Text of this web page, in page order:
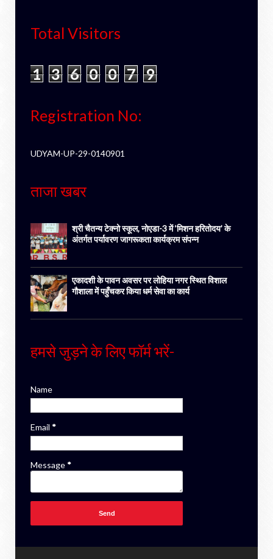
Total Visitors
1 3 6 0 0 7 9
Registration No:
UDYAM-UP-29-0140901
ताजा खबर
श्री चैतन्य टेक्नो स्कूल, नोएडा-3 में ‘मिशन हरितोदय’ के
अंतर्गत पर्यावरण जागरूकता कार्यक्रम संपन्न
एकादशी के पावन अवसर पर लोहिया नगर स्थित विशाल
गौशाला में पहुँचकर किया धर्म सेवा का कार्य
हमसे जुड़ने के लिए फॉर्म भरें-
Name
Email *
Message *